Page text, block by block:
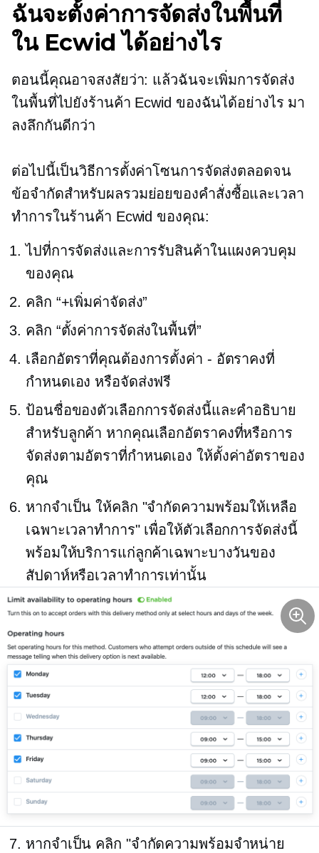
ฉันจะตั้งค่าการจัดส่งในพื้นที่
ใน Ecwid ได้อย่างไร
ตอนนี้คุณอาจสงสัยว่า: แล้วฉันจะเพิ่มการจัดส่ง
ในพื้นที่ไปยังร้านค้า Ecwid ของฉันได้อย่างไร มา
ลงลึกกันดีกว่า
ต่อไปนี้เป็นวิธีการตั้งค่าโซนการจัดส่งตลอดจน
ข้อจำกัดสำหรับผลรวมย่อยของคำสั่งซื้อและเวลา
ทำการในร้านค้า Ecwid ของคุณ:
ไปที่การจัดส่งและการรับสินค้าในแผงควบคุม
ของคุณ
คลิก “+เพิ่มค่าจัดส่ง”
คลิก “ตั้งค่าการจัดส่งในพื้นที่”
เลือกอัตราที่คุณต้องการตั้งค่า - อัตราคงที่
กำหนดเอง หรือจัดส่งฟรี
ป้อนชื่อของตัวเลือกการจัดส่งนี้และคำอธิบาย
สำหรับลูกค้า หากคุณเลือกอัตราคงที่หรือการ
จัดส่งตามอัตราที่กำหนดเอง ให้ตั้งค่าอัตราของ
คุณ
หากจำเป็น ให้คลิก "จำกัดความพร้อมให้เหลือ
เฉพาะเวลาทำการ" เพื่อให้ตัวเลือกการจัดส่งนี้
พร้อมให้บริการแก่ลูกค้าเฉพาะบางวันของ
สัปดาห์หรือเวลาทำการเท่านั้น
หากจำเป็น คลิก "จำกัดความพร้อมจำหน่าย